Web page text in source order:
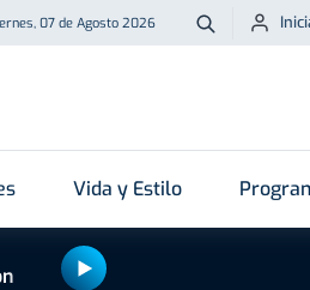
07 de Agosto 2026 Buscar
Vida y Estilo